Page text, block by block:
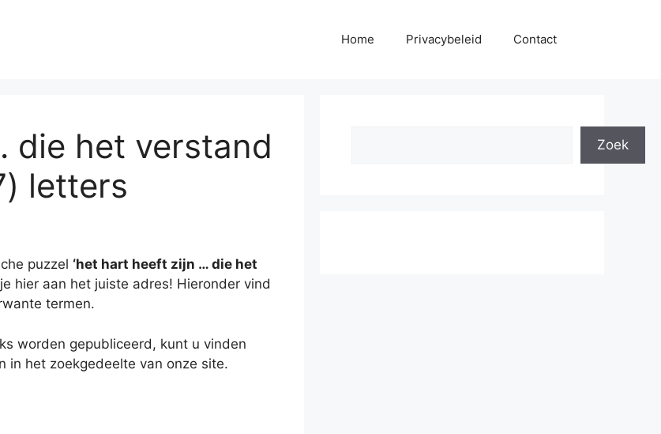
Home Privacybeleid Contact
die het verstand
letters
puzzel ‘het hart heeft zijn … die het
hier aan het juiste adres! Hieronder vind
termen.
worden gepubliceerd, kunt u vinden
in het zoekgedeelte van onze site.
Zoek